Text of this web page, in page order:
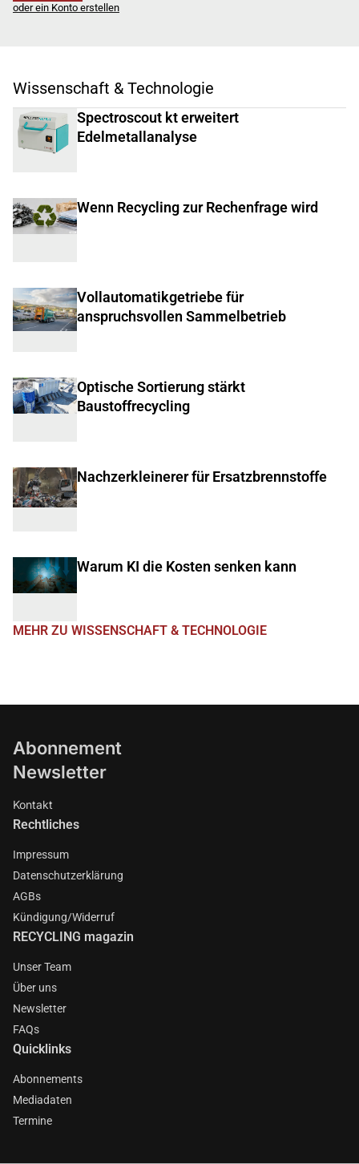
oder ein Konto erstellen
Wissenschaft & Technologie
Spectroscout kt erweitert
Edelmetallanalyse
Wenn Recycling zur Rechenfrage wird
Vollautomatikgetriebe für
anspruchsvollen Sammelbetrieb
Optische Sortierung stärkt
Baustoffrecycling
Nachzerkleinerer für Ersatzbrennstoffe
Warum KI die Kosten senken kann
MEHR ZU WISSENSCHAFT & TECHNOLOGIE
Abonnement
Newsletter
Kontakt
Rechtliches
Impressum
Datenschutzerklärung
AGBs
Kündigung/Widerruf
RECYCLING magazin
Unser Team
Über uns
Newsletter
FAQs
Quicklinks
Abonnements
Mediadaten
Termine